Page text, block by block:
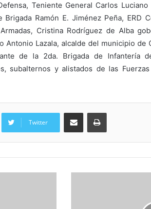
Teniente General Carlos Luciano
Ramón E. Jiménez Peña, ERD
Cristina Rodríguez de Alba
Antonio Lazala, alcalde del municipio
de la 2da. Brigada de Infantería
subalternos y alistados de las
Twitter
Compartir via Email Imprimi